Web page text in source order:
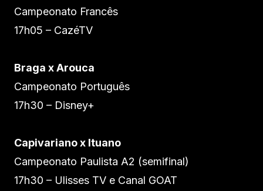
Campeonato Francês
17h05 – CazéTV
Braga x Arouca
Campeonato Português
17h30 – Disney+
Capivariano x Ituano
Campeonato Paulista A2 (semifinal)
17h30 – Ulisses TV e Canal GOAT